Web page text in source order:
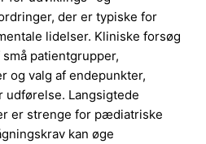
der er typiske for
lidelser. Kliniske forsøg
patientgrupper,
og valg af endepunkter,
Langsigtede
er strenge for pædiatriske
kan øge